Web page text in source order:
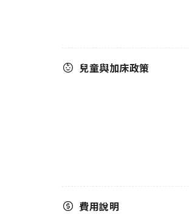
兒童與加床政策
費用說明